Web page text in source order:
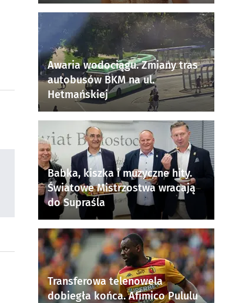
Awaria wodociągu. Zmiany tras
autobusów BKM na ul.
Hetmańskiej
Babka, kiszka i muzyczne hity.
Światowe Mistrzostwa wracają
do Supraśla
Transferowa telenowela
dobiegła końca. Afimico Pululu